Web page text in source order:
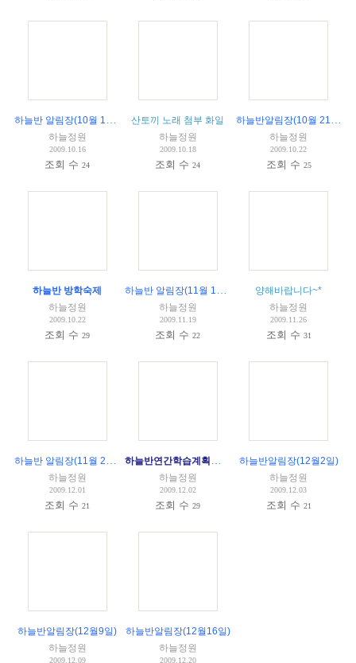
1)
하늘정원
2009.10.16
조회 수24
산토끼 노래 첨부 화일
하늘정원
2009.10.18
조회 수24
하늘정원
2009.10.22
조회 수 25
하늘반 방학숙제
하늘정원
2009.10.22
조회 수29
하늘정원
2009.11.19
조회 수22
양해바랍니다~*
하늘정원
2009.11.26
조회 수 31
하늘정원
2009.12.01
조회 수21
하늘정원
2009.12.02
조회 수29
하늘반알림장(12월2일)
하늘정원
2009.12.03
조회 수 21
하늘반알림장(12월9일)
하늘정원
2009.12.09
하늘반알림장(12월16일)
하늘정원
2009.12.20